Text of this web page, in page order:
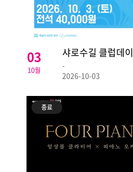
03
10월
샤로수길 클럽데이
-
2026-10-03
종료